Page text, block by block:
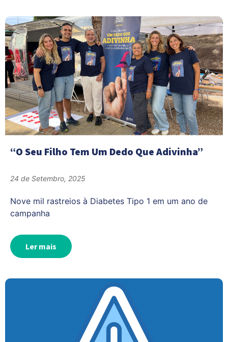
“O Seu Filho Tem Um Dedo Que Adivinha”
24 de Setembro, 2025
Nove mil rastreios à Diabetes Tipo 1 em um ano de
campanha
Ler mais